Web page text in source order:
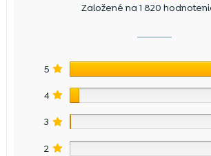
Založené na 1 820
5
4
3
2